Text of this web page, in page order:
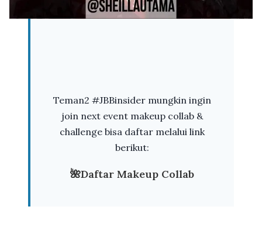
Teman2 #JBBinsider mungkin ingin
join next event makeup collab &
challenge bisa daftar melalui link
berikut:
🌺Daftar Makeup Collab